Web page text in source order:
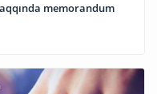
memorandum